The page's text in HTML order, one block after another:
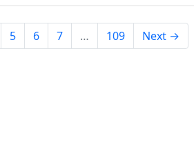
5 6 7 … 109 Next →